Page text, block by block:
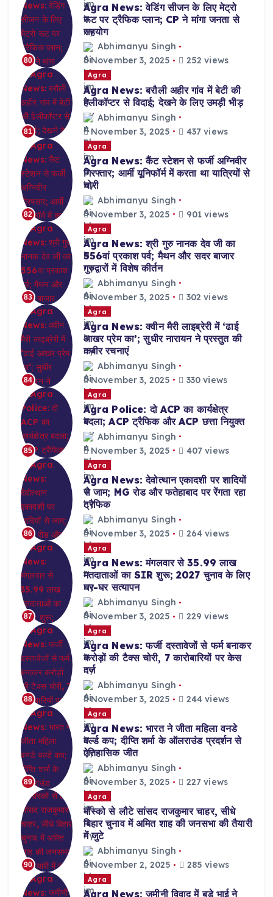
80
Agra News: वेडिंग सीजन के लिए मेट्रो
रूट पर ट्रैफिक प्लान; CP ने मांगा जनता से
सहयोग
Abhimanyu Singh
November 3, 2025
252 views
81
Agra
Agra News: बरौली अहीर गांव में बेटी की
हेलीकॉप्टर से विदाई; देखने के लिए उमड़ी भीड़
Abhimanyu Singh
November 3, 2025
437 views
82
Agra
Agra News: कैंट स्टेशन से फर्जी अग्निवीर
गिरफ्तार; आर्मी यूनिफॉर्म में करता था यात्रियों से
चोरी
Abhimanyu Singh
November 3, 2025
901 views
83
Agra
Agra News: श्री गुरु नानक देव जी का
556वां प्रकाश पर्व; मैथन और सदर बाजार
गुरुद्वारों में विशेष कीर्तन
Abhimanyu Singh
November 3, 2025
302 views
84
Agra
Agra News: क्वीन मैरी लाइब्रेरी में ‘ढाई
आखर प्रेम का’; सुधीर नारायन ने प्रस्तुत की
कबीर रचनाएं
Abhimanyu Singh
November 3, 2025
330 views
85
Agra
Agra Police: दो ACP का कार्यक्षेत्र
बदला; ACP ट्रैफिक और ACP छत्ता नियुक्त
Abhimanyu Singh
November 3, 2025
407 views
86
Agra
Agra News: देवोत्थान एकादशी पर शादियों
से जाम; MG रोड और फतेहाबाद पर रेंगता रहा
ट्रैफिक
Abhimanyu Singh
November 3, 2025
264 views
87
Agra
Agra News: मंगलवार से 35.99 लाख
मतदाताओं का SIR शुरू; 2027 चुनाव के लिए
घर-घर सत्यापन
Abhimanyu Singh
November 3, 2025
229 views
88
Agra
Agra News: फर्जी दस्तावेजों से फर्म बनाकर
करोड़ों की टैक्स चोरी, 7 कारोबारियों पर केस
दर्ज
Abhimanyu Singh
November 3, 2025
244 views
89
Agra
Agra News: भारत ने जीता महिला वनडे
वर्ल्ड कप; दीप्ति शर्मा के ऑलराउंड प्रदर्शन से
ऐतिहासिक जीत
Abhimanyu Singh
November 3, 2025
227 views
90
Agra
मॉस्को से लौटे सांसद राजकुमार चाहर, सीधे
बिहार चुनाव में अमित शाह की जनसभा की तैयारी
में जुटे
Abhimanyu Singh
November 2, 2025
285 views
Agra
Agra News: जमीनी विवाद में बड़े भाई ने